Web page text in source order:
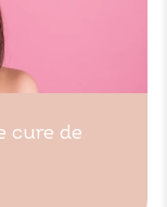
cure de